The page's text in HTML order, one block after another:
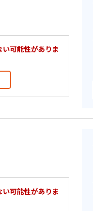
可能性がありま
可能性がありま